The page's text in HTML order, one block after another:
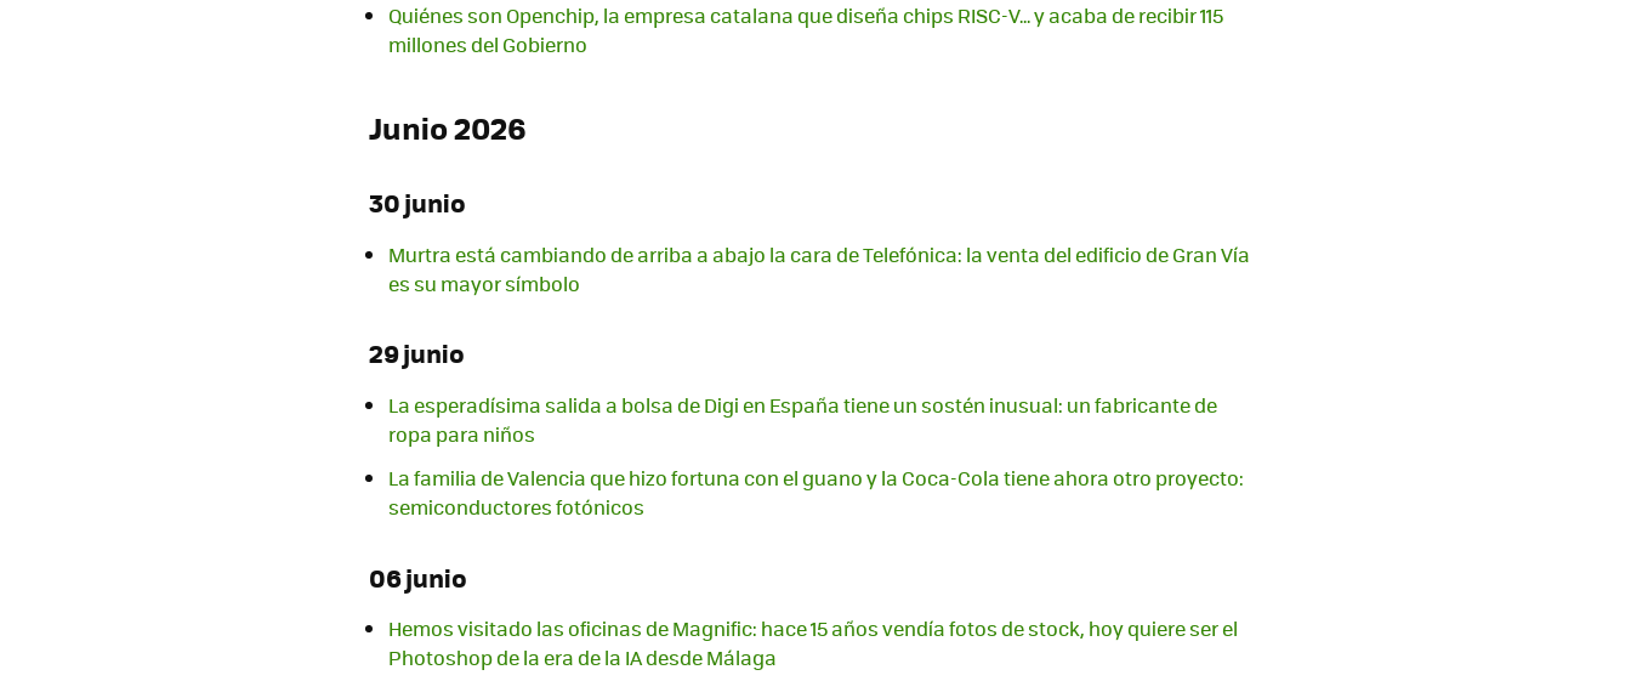
Quiénes son Openchip, la empresa catalana que diseña chips RISC-V... y acaba de recibir 115
millones del Gobierno
Junio 2026
30 junio
Murtra está cambiando de arriba a abajo la cara de Telefónica: la venta del edificio de Gran Vía
es su mayor símbolo
29 junio
La esperadísima salida a bolsa de Digi en España tiene un sostén inusual: un fabricante de
ropa para niños
La familia de Valencia que hizo fortuna con el guano y la Coca-Cola tiene ahora otro proyecto:
semiconductores fotónicos
06 junio
Hemos visitado las oficinas de Magnific: hace 15 años vendía fotos de stock, hoy quiere ser el
Photoshop de la era de la IA desde Málaga